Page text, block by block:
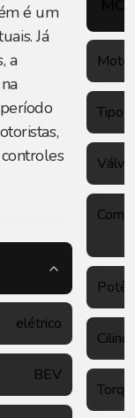
é um
Já
a
elétrico
BEV
Tipo